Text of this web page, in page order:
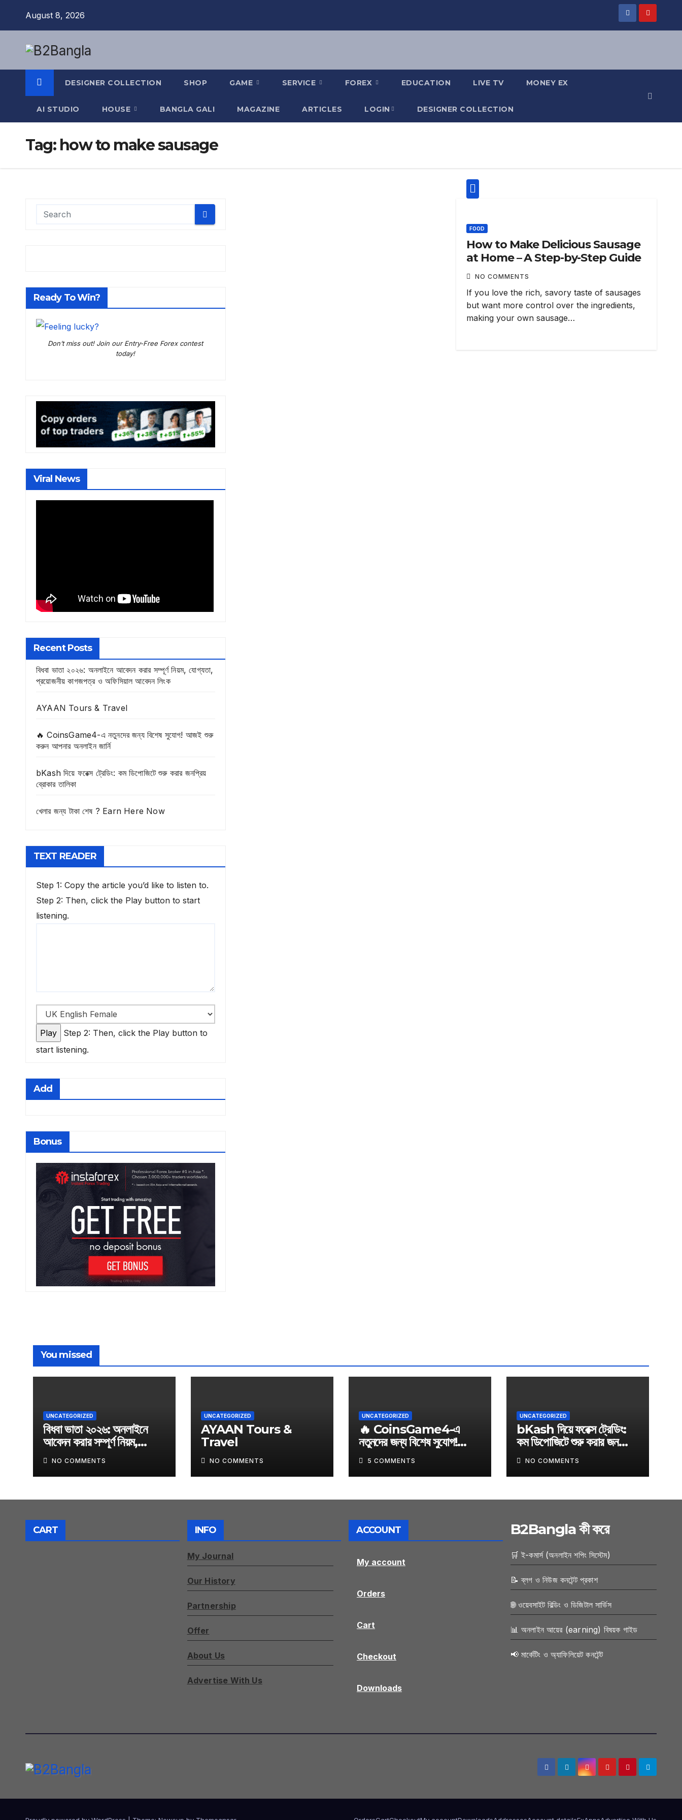
August 8, 2026
DESIGNER COLLECTION SHOP GAME SERVICE FOREX EDUCATION LIVE TV MONEY EX
AI STUDIO HOUSE BANGLA GALI MAGAZINE ARTICLES LOGIN DESIGNER COLLECTION
Tag: how to make sausage
Ready To Win?
Don’t miss out! Join our Entry-Free Forex contest
today!
Viral News
Recent Posts
বিধবা ভাতা ২০২৬: অনলাইনে আবেদন করার সম্পূর্ণ নিয়ম, যোগ্যতা,
প্রয়োজনীয় কাগজপত্র ও অফিসিয়াল আবেদন লিংক
AYAAN Tours & Travel
🔥 CoinsGame4-এ নতুনদের জন্য বিশেষ সুযোগ! আজই শুরু
করুন আপনার অনলাইন জার্নি
bKash দিয়ে ফরেক্স ট্রেডিং: কম ডিপোজিটে শুরু করার জনপ্রিয়
ব্রোকার তালিকা
খেলার জন্য টাকা শেষ ? Earn Here Now
TEXT READER
Step 1: Copy the article you’d like to listen to.
Step 2: Then, click the Play button to start
listening.
Step 2: Then, click the Play button to
start listening.
Add
Bonus
FOOD
How to Make Delicious Sausage
at Home – A Step-by-Step Guide
NO COMMENTS
If you love the rich, savory taste of sausages
but want more control over the ingredients,
making your own sausage…
You missed
UNCATEGORIZED
বিধবা ভাতা ২০২৬: অনলাইনে
আবেদন করার সম্পূর্ণ নিয়ম,
যোগ্যতা, প্রয়োজনীয় কাগজপত্র ও
অফিসিয়াল আবেদন লিংক
NO COMMENTS
UNCATEGORIZED
AYAAN Tours &
Travel
NO COMMENTS
UNCATEGORIZED
🔥 CoinsGame4-এ
নতুনদের জন্য বিশেষ সুযোগ!
আজই শুরু করুন আপনার অনলাইন
জার্নি5 COMMENTS
UNCATEGORIZED
bKash দিয়ে ফরেক্স ট্রেডিং:
কম ডিপোজিটে শুরু করার জনপ্রিয়
ব্রোকার তালিকা
NO COMMENTS
CART INFO
My Journal
Our History
Partnership
Offer
About Us
Advertise With Us
ACCOUNT
My account
Orders
Cart
Checkout
Downloads
B2Bangla কী করে
🛒 ই-কমার্স (অনলাইন শপিং সিস্টেম)
📝 ব্লগ ও নিউজ কনটেন্ট প্রকাশ
🌐 ওয়েবসাইট বিল্ডিং ও ডিজিটাল সার্ভিস
📊 অনলাইন আয়ের (earning) বিষয়ক গাইড
📢 মার্কেটিং ও অ্যাফিলিয়েট কনটেন্ট